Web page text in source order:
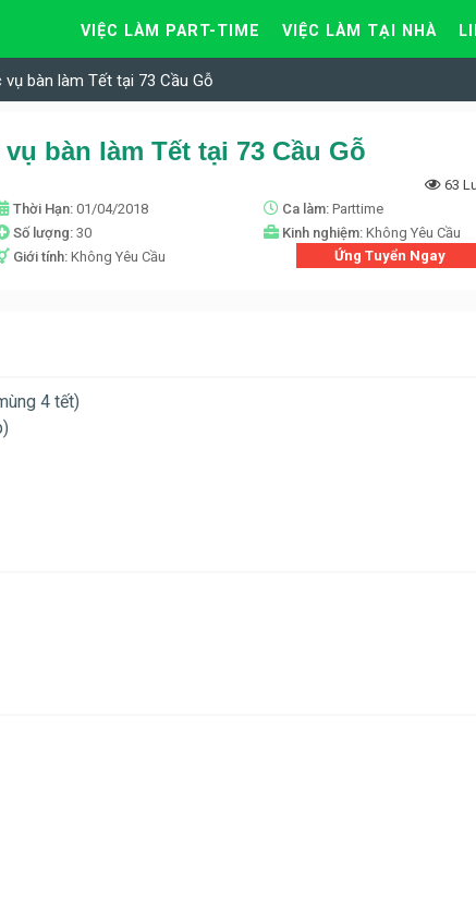
VIỆC LÀM PART-TIME VIỆC LÀM TẠI NHÀ
vụ bàn làm Tết tại 73 Cầu Gỗ
bàn làm Tết tại 73 Cầu Gỗ
63
Thời Hạn: 01/04/2018 Ca làm: Parttime
Số lượng: 30 Kinh nghiệm: Không Yêu Cầu
Giới tính: Không Yêu Cầu Ứng Tuyển Ngay
4 tết)